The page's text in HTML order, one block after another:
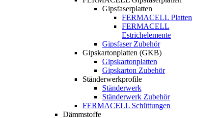
Gipsfaserplatten
FERMACELL Platten
FERMACELL
Estrichelemente
Gipsfaser Zubehör
Gipskartonplatten (GKB)
Gipskartonplatten
Gipskarton Zubehör
Ständerwerkprofile
Ständerwerk
Ständerwerk Zubehör
FERMACELL Schüttungen
Dämmstoffe